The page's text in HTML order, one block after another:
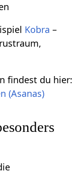
Kobra –
findest du hier:
(Asanas)